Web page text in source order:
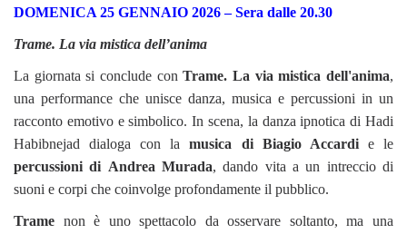
DOMENICA 25 GENNAIO 2026 – Sera dalle 20.30
Trame. La via mistica dell’anima
La giornata si conclude conTrame. La via mistica dell'anima,
una performance che unisce danza, musica e percussioni in un
racconto emotivo e simbolico. In scena, la danza ipnotica di Hadi
Habibnejad dialoga con lamusica di Biagio Accardi e le
percussioni di Andrea Murada, dando vita a un intreccio di
suoni e corpi che coinvolge profondamente il pubblico.
Trame non è uno spettacolo da osservare soltanto, ma una